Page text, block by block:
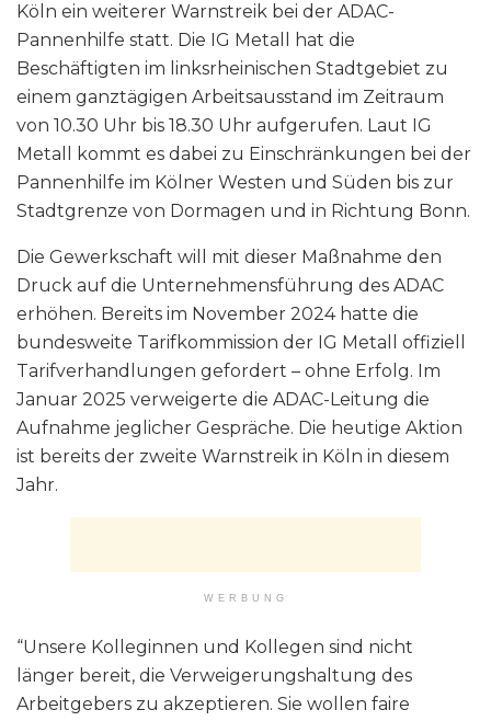
Köln ein weiterer Warnstreik bei der ADAC-
Pannenhilfe statt. Die IG Metall hat die
Beschäftigten im linksrheinischen Stadtgebiet zu
einem ganztägigen Arbeitsausstand im Zeitraum
von 10.30 Uhr bis 18.30 Uhr aufgerufen. Laut IG
Metall kommt es dabei zu Einschränkungen bei der
Pannenhilfe im Kölner Westen und Süden bis zur
Stadtgrenze von Dormagen und in Richtung Bonn.
Die Gewerkschaft will mit dieser Maßnahme den
Druck auf die Unternehmensführung des ADAC
erhöhen. Bereits im November 2024 hatte die
bundesweite Tarifkommission der IG Metall offiziell
Tarifverhandlungen gefordert – ohne Erfolg. Im
Januar 2025 verweigerte die ADAC-Leitung die
Aufnahme jeglicher Gespräche. Die heutige Aktion
ist bereits der zweite Warnstreik in Köln in diesem
Jahr.
WERBUNG
“Unsere Kolleginnen und Kollegen sind nicht
länger bereit, die Verweigerungshaltung des
Arbeitgebers zu akzeptieren. Sie wollen faire